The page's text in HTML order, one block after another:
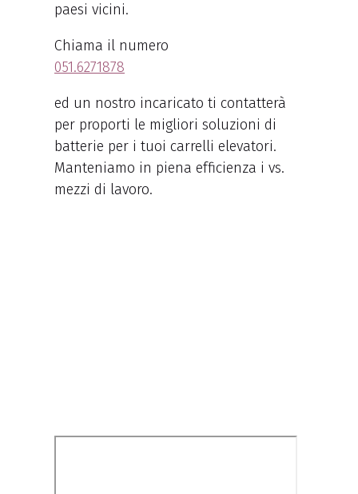
paesi vicini.
Chiama il numero
051.6271878
ed un nostro incaricato ti contatterà
per proporti le migliori soluzioni di
batterie per i tuoi carrelli elevatori.
Manteniamo in piena efficienza i vs.
mezzi di lavoro.